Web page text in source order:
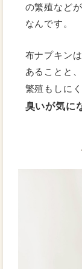
の繁殖など
なんです。
布ナプキン
あることと
繁殖もしにく
臭いが気に